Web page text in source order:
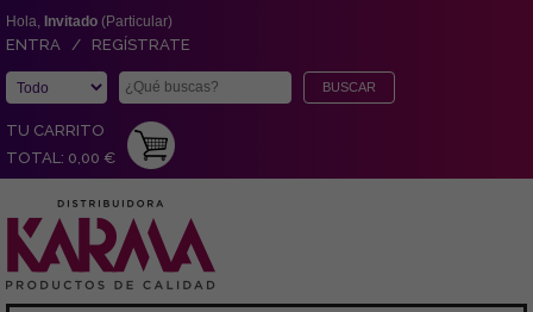
Hola, Invitado (Particular)
ENTRA / REGÍSTRATE
TU CARRITO
TOTAL: 0,00 €